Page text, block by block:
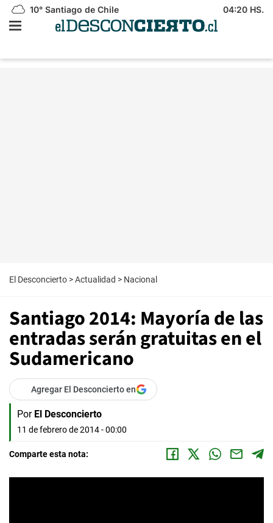
10° Santiago de Chile 04:20 HS.
El Desconcierto >Actualidad > Nacional
Santiago 2014: Mayoría de las
entradas serán gratuitas en el
Sudamericano
Agregar El Desconcierto en
Por El Desconcierto
11 de febrero de 2014 - 00:00
Comparte esta nota: